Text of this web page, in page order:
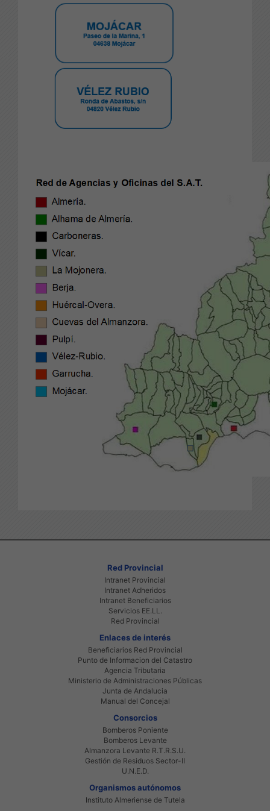
Red Provincial
Intranet Provincial
Intranet Adheridos
Intranet Beneficiarios
Servicios EE.LL.
Red Provincial
Enlaces de interés
Beneficiarios Red Provincial
Punto de Informacion del Catastro
Agencia Tributaria
Ministerio de Administraciones Públicas
Junta de Andalucia
Manual del Concejal
Consorcios
Bomberos Poniente
Bomberos Levante
Almanzora Levante R.T.R.S.U.
Gestión de Residuos Sector-II
U.N.E.D.
Organismos autónomos
Instituto Almeriense de Tutela